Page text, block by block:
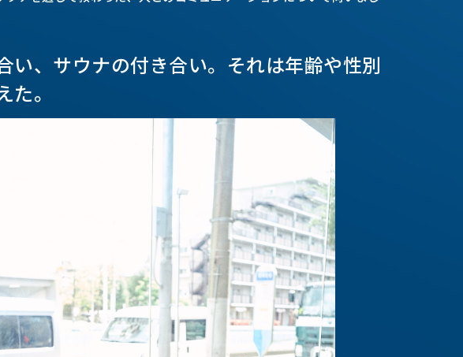
い、サウナの付き合い。それは年齢や性別
た。